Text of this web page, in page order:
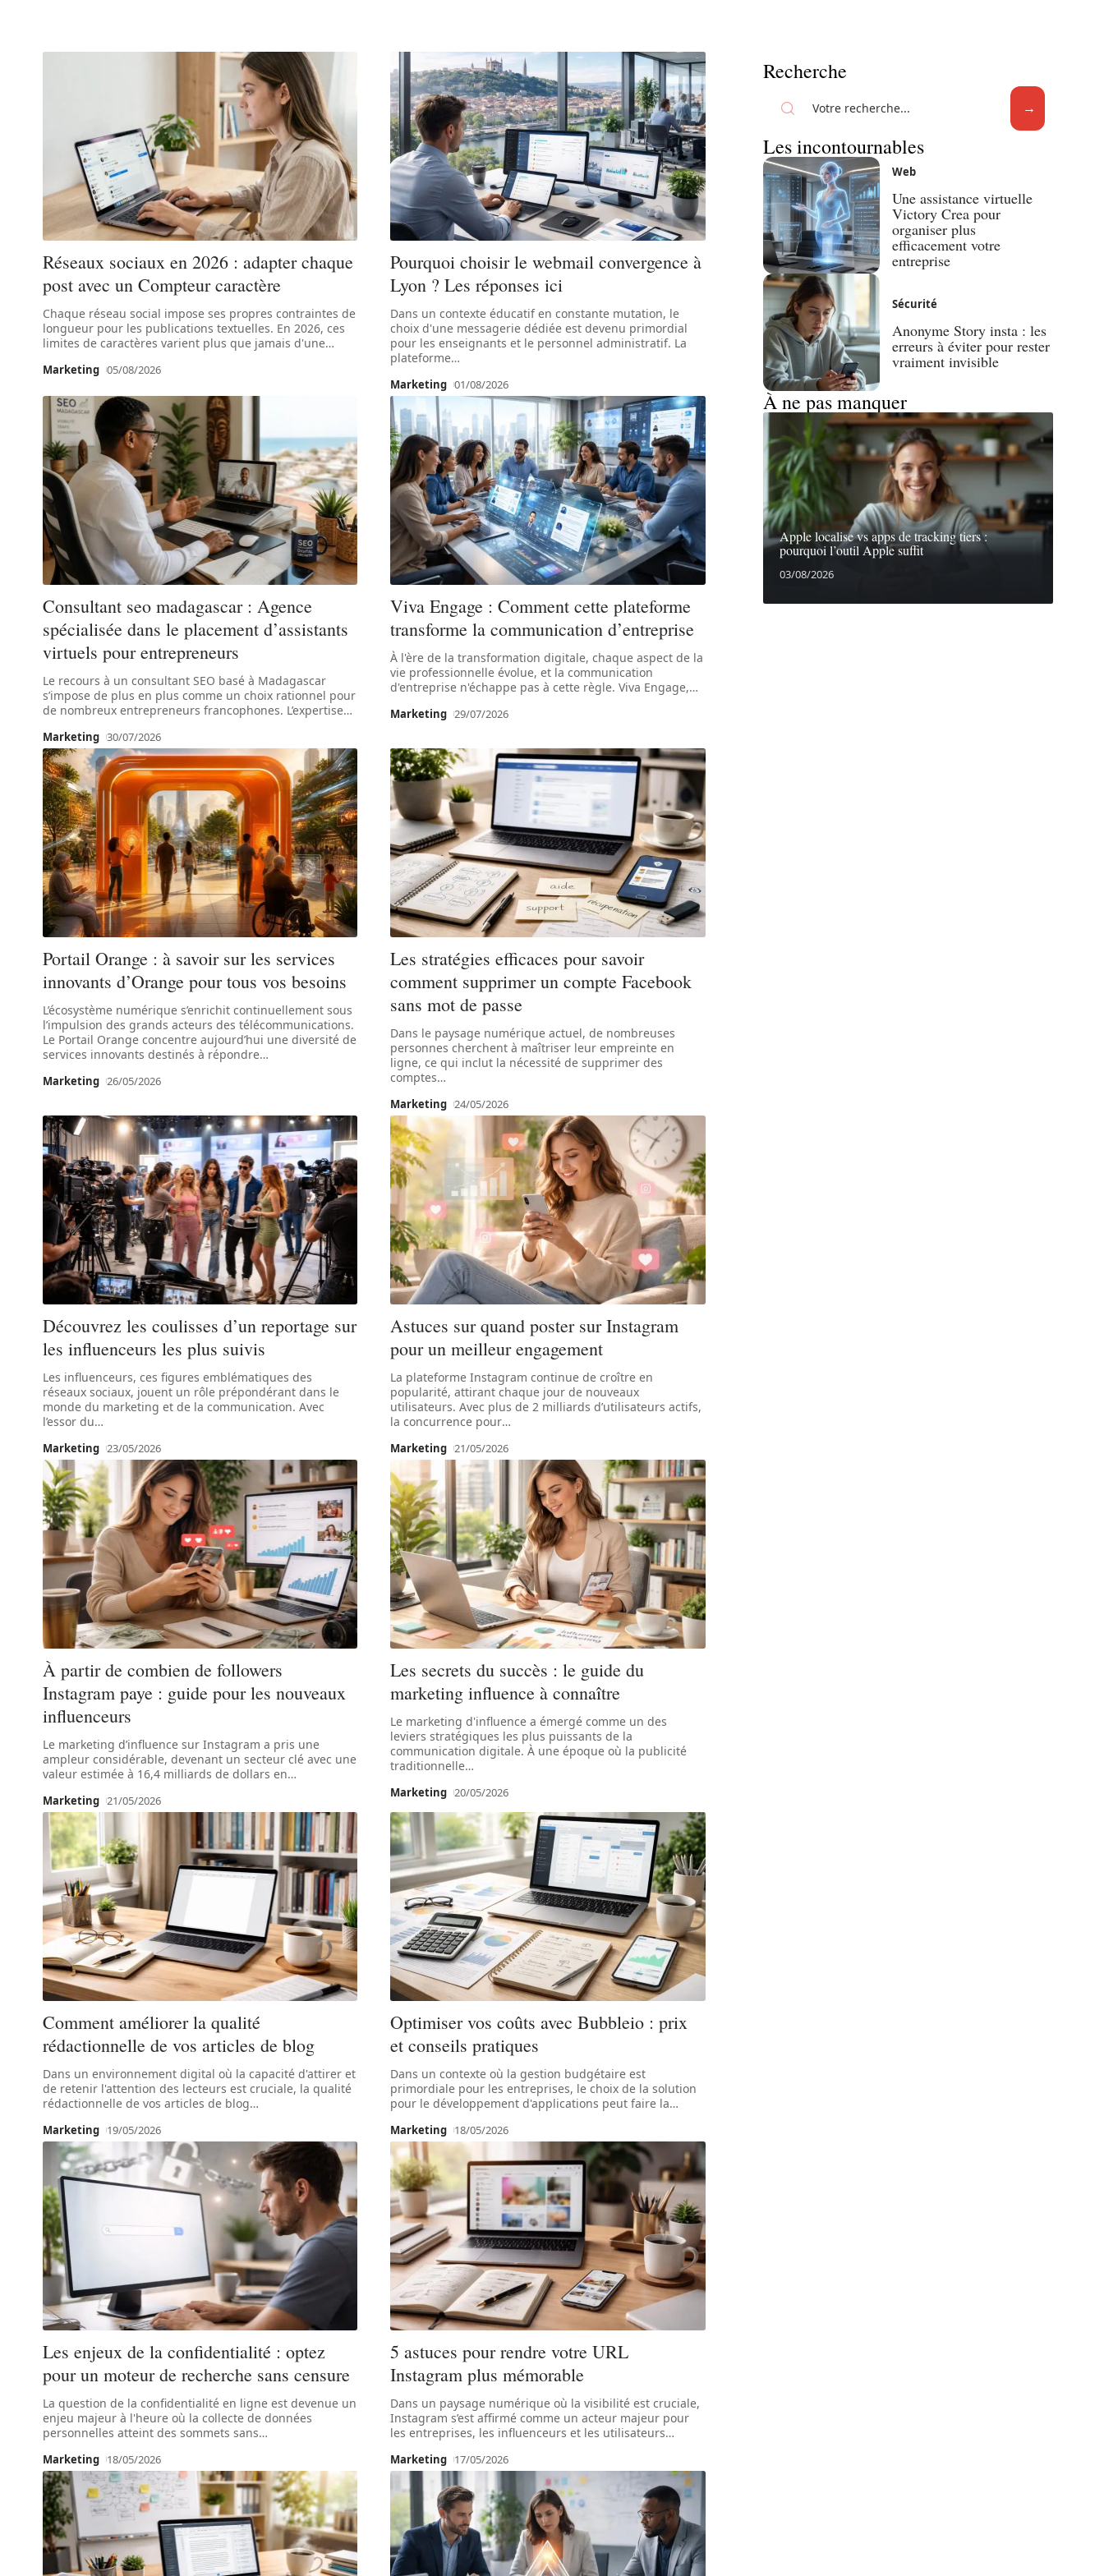
Réseaux sociaux en 2026 : adapter chaque
post avec un Compteur caractère
Chaque réseau social impose ses propres contraintes de
longueur pour les publications textuelles. En 2026, ces
limites de caractères varient plus que jamais d'une…
Marketing 05/08/2026
Pourquoi choisir le webmail convergence à
Lyon ? Les réponses ici
Dans un contexte éducatif en constante mutation, le
choix d'une messagerie dédiée est devenu primordial
pour les enseignants et le personnel administratif. La
plateforme…
Marketing 01/08/2026
Consultant seo madagascar : Agence
spécialisée dans le placement d’assistants
virtuels pour entrepreneurs
Le recours à un consultant SEO basé à Madagascar
s’impose de plus en plus comme un choix rationnel pour
de nombreux entrepreneurs francophones. L’expertise…
Marketing 30/07/2026
Viva Engage : Comment cette plateforme
transforme la communication d’entreprise
À l'ère de la transformation digitale, chaque aspect de la
vie professionnelle évolue, et la communication
d'entreprise n'échappe pas à cette règle. Viva Engage,…
Marketing 29/07/2026
Portail Orange : à savoir sur les services
innovants d’Orange pour tous vos besoins
L’écosystème numérique s’enrichit continuellement sous
l’impulsion des grands acteurs des télécommunications.
Le Portail Orange concentre aujourd’hui une diversité de
services innovants destinés à répondre…
Marketing 26/05/2026
Les stratégies efficaces pour savoir
comment supprimer un compte Facebook
sans mot de passe
Dans le paysage numérique actuel, de nombreuses
personnes cherchent à maîtriser leur empreinte en
ligne, ce qui inclut la nécessité de supprimer des
comptes…
Marketing 24/05/2026
Découvrez les coulisses d’un reportage sur
les influenceurs les plus suivis
Les influenceurs, ces figures emblématiques des
réseaux sociaux, jouent un rôle prépondérant dans le
monde du marketing et de la communication. Avec
l’essor du…
Marketing 23/05/2026
Astuces sur quand poster sur Instagram
pour un meilleur engagement
La plateforme Instagram continue de croître en
popularité, attirant chaque jour de nouveaux
utilisateurs. Avec plus de 2 milliards d’utilisateurs actifs,
la concurrence pour…
Marketing 21/05/2026
À partir de combien de followers
Instagram paye : guide pour les nouveaux
influenceurs
Le marketing d’influence sur Instagram a pris une
ampleur considérable, devenant un secteur clé avec une
valeur estimée à 16,4 milliards de dollars en…
Marketing 21/05/2026
Les secrets du succès : le guide du
marketing influence à connaître
Le marketing d'influence a émergé comme un des
leviers stratégiques les plus puissants de la
communication digitale. À une époque où la publicité
traditionnelle…
Marketing 20/05/2026
Comment améliorer la qualité
rédactionnelle de vos articles de blog
Dans un environnement digital où la capacité d'attirer et
de retenir l'attention des lecteurs est cruciale, la qualité
rédactionnelle de vos articles de blog…
Marketing 19/05/2026
Optimiser vos coûts avec Bubbleio : prix
et conseils pratiques
Dans un contexte où la gestion budgétaire est
primordiale pour les entreprises, le choix de la solution
pour le développement d'applications peut faire la…
Marketing 18/05/2026
Les enjeux de la confidentialité : optez
pour un moteur de recherche sans censure
La question de la confidentialité en ligne est devenue un
enjeu majeur à l'heure où la collecte de données
personnelles atteint des sommets sans…
Marketing 18/05/2026
5 astuces pour rendre votre URL
Instagram plus mémorable
Dans un paysage numérique où la visibilité est cruciale,
Instagram s’est affirmé comme un acteur majeur pour
les entreprises, les influenceurs et les utilisateurs…
Marketing 17/05/2026
Recherche
Les incontournables
Web
Une assistance virtuelle
Victory Crea pour
organiser plus
efficacement votre
entreprise
Sécurité
Anonyme Story insta : les
erreurs à éviter pour rester
vraiment invisible
À ne pas manquer
Apple localise vs apps de tracking tiers :
pourquoi l’outil Apple suffit
03/08/2026